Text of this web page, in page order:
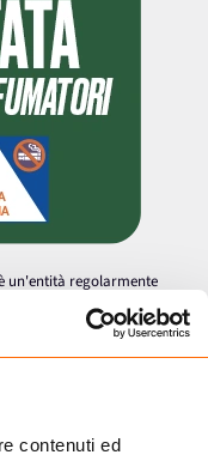
contenuti ed
un'entità regolarmente
la vendita online di